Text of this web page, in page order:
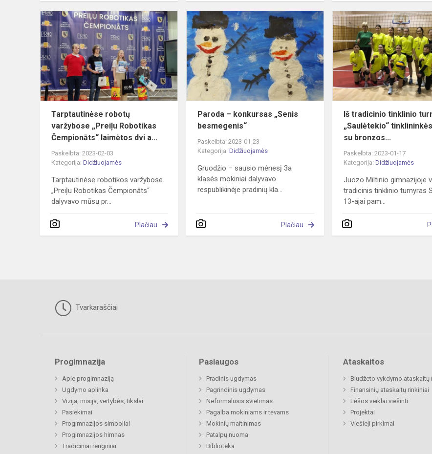
Tarptautinėse
robotų
varžybose
„Preiļu
Robotikas
Čempionāts...
Tarptautinėse robotų
varžybose „Preiļu Robotikas
Čempionāts“ laimėtos dvi a...
Paskelbta: 2023-02-03
Kategorija: Didžiuojamės
Tarptautinėse robotikos varžybose
„Preiļu Robotikas Čempionāts“
dalyvavo mūsų pr...
Plačiau
Paroda
–
konkursas
„Senis
besmegenis“
Paroda – konkursas „Senis
besmegenis“
Paskelbta: 2023-01-23
Kategorija:Didžiuojamės
Gruodžio – sausio mėnesį 3a
klasės mokiniai dalyvavo
respublikinėje pradinių kla...
Plačiau
Iš tradicinio tinklinio
„Saulėtekio“
su bronzos...
Paskelbta: 2023-01-17
Kategorija:Didžiuojamės
Juozo Miltinio gimnazijoje
tradicinis tinklinio turnyras
13-ajai pam...
Tvarkaraščiai
Progimnazija
Apie progimnaziją
Ugdymo aplinka
Vizija, misija, vertybės, tikslai
Pasiekimai
Progimnazijos simboliai
Progimnazijos himnas
Tradiciniai renginiai
Paslaugos
Pradinis ugdymas
Pagrindinis ugdymas
Neformalusis švietimas
Pagalba mokiniams ir tėvams
Mokinių maitinimas
Patalpų nuoma
Biblioteka
Ataskaitos
Biudžeto vykdymo ataskaitų
Finansinių ataskaitų rinkiniai
Lėšos veiklai viešinti
Projektai
Viešieji pirkimai